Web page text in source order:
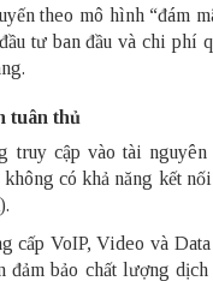
theo mô hình “đám
tư ban đầu và chi phí
tuân thủ
truy cập vào tài nguyên
có khả năng kết
cấp VoIP, Video và
đảm bảo chất lượng